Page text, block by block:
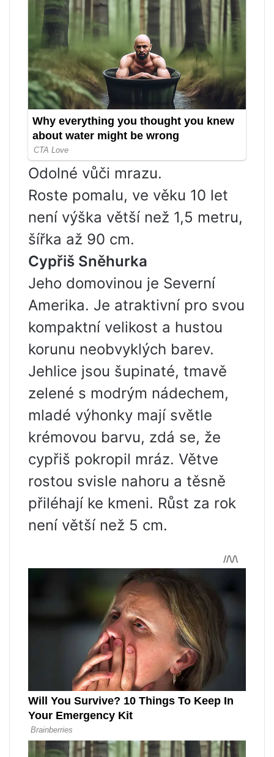
Odolné vůči mrazu.
Roste pomalu, ve věku 10 let
není výška větší než 1,5 metru,
šířka až 90 cm.
Cypřiš Sněhurka
Jeho domovinou je Severní
Amerika. Je atraktivní pro svou
kompaktní velikost a hustou
korunu neobvyklých barev.
Jehlice jsou šupinaté, tmavě
zelené s modrým nádechem,
mladé výhonky mají světle
krémovou barvu, zdá se, že
cypřiš pokropil mráz. Větve
rostou svisle nahoru a těsně
přiléhají ke kmeni. Růst za rok
není větší než 5 cm.